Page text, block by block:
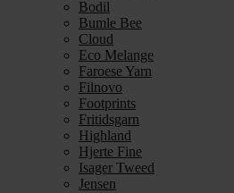
Bodil
Bumle Bee
Cloud
Eco Melange
Faroese Yarn
Filnovo
Footprints
Fritidsgarn
Highland
Hjerte Fine
Isager Tweed
Jensen